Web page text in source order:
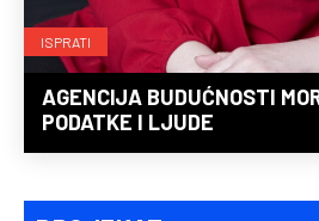
ISPRATI
AGENCIJA BUDUĆNOSTI
PODATKE I LJUDE